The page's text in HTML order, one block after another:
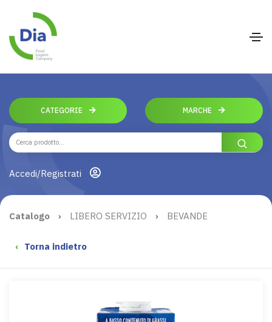
CATEGORIE MARCHE
Accedi/Registrati
Catalogo › LIBERO SERVIZIO › BEVANDE
‹ Torna indietro